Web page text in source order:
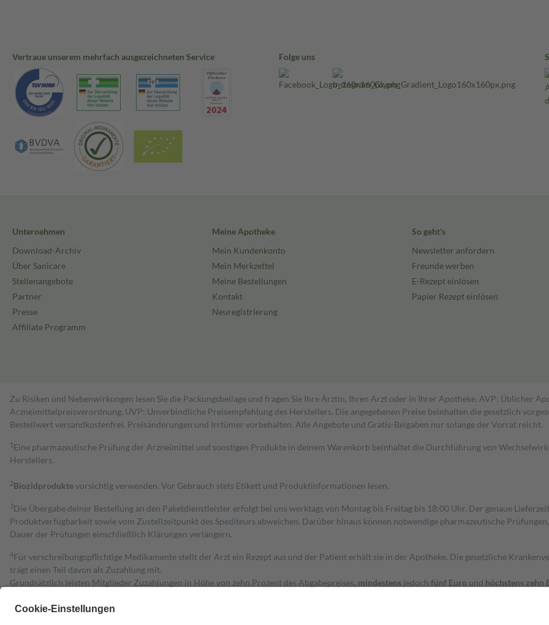
Vertraue unserem mehrfach ausgezeichneten Service Folge uns
Unternehmen
Download-Archiv
Über Sanicare
Stellenangebote
Partner
Presse
Affiliate Programm
Meine Apotheke
Mein Kundenkonto
Mein Merkzettel
Meine Bestellungen
Kontakt
Neuregistrierung
So geht's
Newsletter anfordern
Freunde werben
E-Rezept einlösen
Papier Rezept einlösen
Zu Risiken und Nebenwirkungen lesen Sie die Packungsbeilage und fragen Sie Ihre Ärztin, Ihren Arzt oder in Ihrer Apotheke. AVP: Üblicher
Arzneimittelpreisverordnung. UVP: Unverbindliche Preisempfehlung des Herstellers. Die angegebenen Preise beinhalten die gesetzlich
Bestell­wert versand­kosten­frei. Preisänderungen und Irrtümer vorbehalten. Alle Angebote und Gratis-Beigaben nur solange der Vorrat reicht.
1 Eine pharmazeutische Prüfung der Arzneimittel und sonstigen Produkte in deinem Warenkorb beinhaltet die Durchführung von
Herstellers.
2Biozidproduktevorsichtig verwenden. Vor Gebrauch stets Etikett und Produktinformationen lesen.
3Die Übergabe deiner Bestellung an den Paketdienstleister erfolgt bei uns werktags von Montag bis Freitag bis 18:00 Uhr. Der genaue
Produktverfügbarkeit sowie vom Zustellzeitpunkt des Spediteurs abweichen. Darüber hinaus können notwendige pharmazeutische
Dauer der Prüfungen einschließlich Klärungen verlängern.
4Für verschreibungspflichtige Medikamente stellt der Arzt ein Rezept aus und der Patient erhält sie in der Apotheke. Die gesetzliche
trägt einen Teil davon als Zuzahlung mit.
Grundsätzlich leisten Mitglieder Zuzahlungen in Höhe von zehn Prozent des Abgabepreises, mindestens jedoch fünf Euro und höchstens zehn
Diese Regeln gelten grundsätzlich auch für Online-Apotheken.